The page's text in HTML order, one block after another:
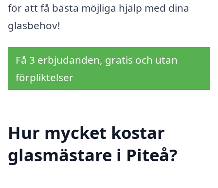
för att få bästa möjliga hjälp med dina
glasbehov!
Få 3 erbjudanden, gratis och utan
förpliktelser
Hur mycket kostar
glasmästare i Piteå?